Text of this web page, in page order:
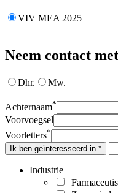
VIV MEA 2025
Neem contact
Dhr. Mw.
Achternaam*
Voorvoegsel
Voorletters*
Ik ben geïnteresseerd in *
Industrie